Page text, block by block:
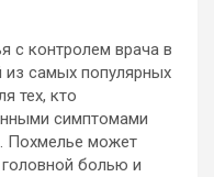
с контролем врача в
из самых популярных
тех, кто
симптомами
Похмелье может
болью и